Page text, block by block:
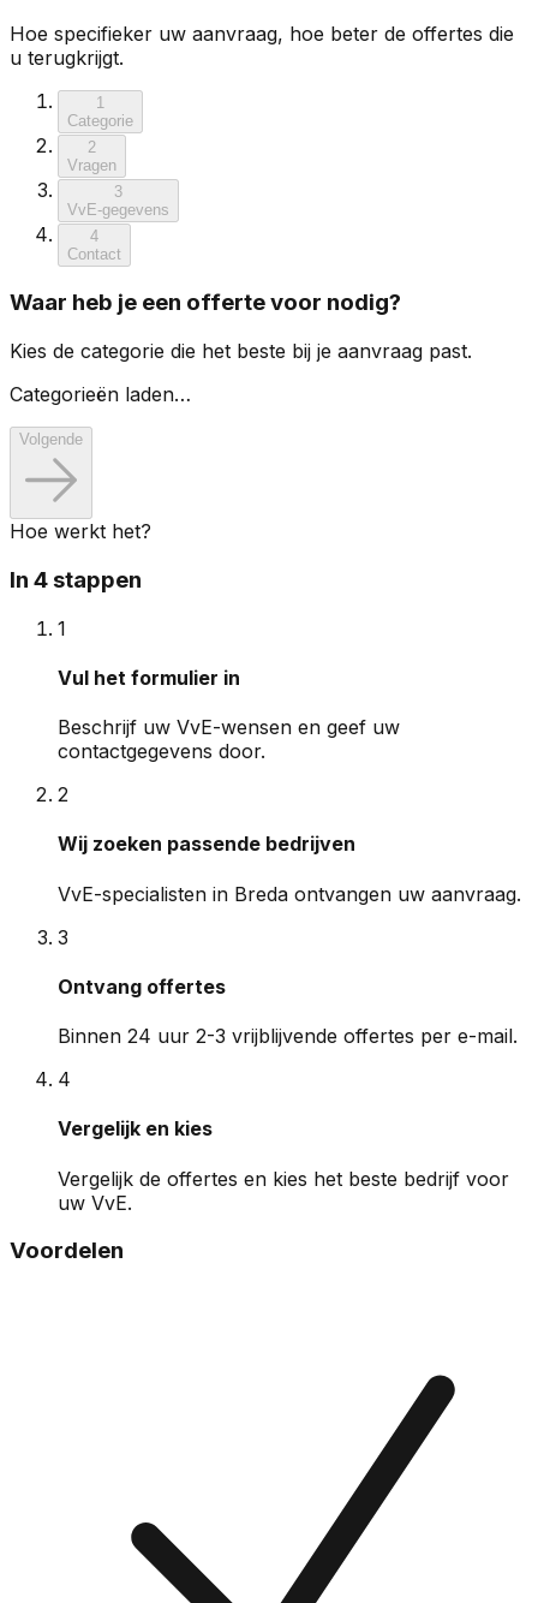
Hoe specifieker uw aanvraag, hoe beter de offertes die
u terugkrijgt.
1
Categorie
2
Vragen
3
VvE-gegevens
4
Contact
Waar heb je een offerte voor nodig?
Kies de categorie die het beste bij je aanvraag past.
Categorieën laden…
Volgende
Hoe werkt het?
In 4 stappen
1
Vul het formulier in
Beschrijf uw VvE-wensen en geef uw
contactgegevens door.
2
Wij zoeken passende bedrijven
VvE-specialisten in Breda ontvangen uw aanvraag.
3
Ontvang offertes
Binnen 24 uur 2-3 vrijblijvende offertes per e-mail.
4
Vergelijk en kies
Vergelijk de offertes en kies het beste bedrijf voor
uw VvE.
Voordelen